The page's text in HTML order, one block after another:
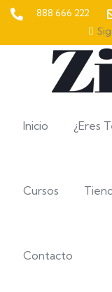
888 666 222
Inicio ¿Eres
Cursos
Contacto